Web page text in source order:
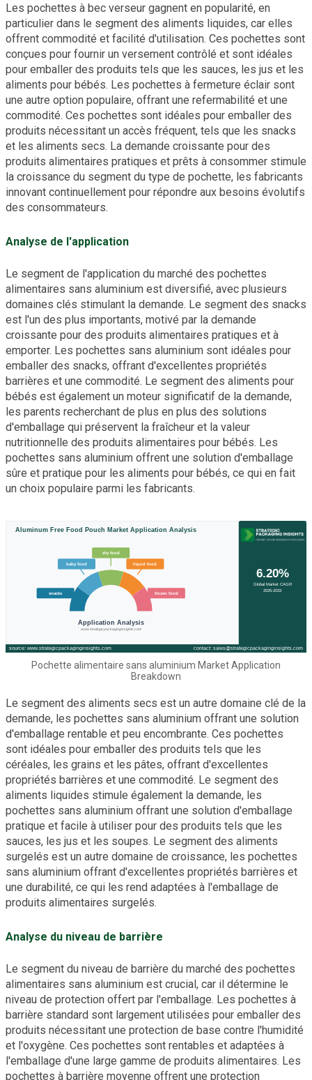
Les pochettes à bec verseur gagnent en popularité, en
particulier dans le segment des aliments liquides, car elles
offrent commodité et facilité d'utilisation. Ces pochettes sont
conçues pour fournir un versement contrôlé et sont idéales
pour emballer des produits tels que les sauces, les jus et les
aliments pour bébés. Les pochettes à fermeture éclair sont
une autre option populaire, offrant une refermabilité et une
commodité. Ces pochettes sont idéales pour emballer des
produits nécessitant un accès fréquent, tels que les snacks
et les aliments secs. La demande croissante pour des
produits alimentaires pratiques et prêts à consommer stimule
la croissance du segment du type de pochette, les fabricants
innovant continuellement pour répondre aux besoins évolutifs
des consommateurs.
Analyse de l'application
Le segment de l'application du marché des pochettes
alimentaires sans aluminium est diversifié, avec plusieurs
domaines clés stimulant la demande. Le segment des snacks
est l'un des plus importants, motivé par la demande
croissante pour des produits alimentaires pratiques et à
emporter. Les pochettes sans aluminium sont idéales pour
emballer des snacks, offrant d'excellentes propriétés
barrières et une commodité. Le segment des aliments pour
bébés est également un moteur significatif de la demande,
les parents recherchant de plus en plus des solutions
d'emballage qui préservent la fraîcheur et la valeur
nutritionnelle des produits alimentaires pour bébés. Les
pochettes sans aluminium offrent une solution d'emballage
sûre et pratique pour les aliments pour bébés, ce qui en fait
un choix populaire parmi les fabricants.
Pochette alimentaire sans aluminium Market Application
Breakdown
Le segment des aliments secs est un autre domaine clé de la
demande, les pochettes sans aluminium offrant une solution
d'emballage rentable et peu encombrante. Ces pochettes
sont idéales pour emballer des produits tels que les
céréales, les grains et les pâtes, offrant d'excellentes
propriétés barrières et une commodité. Le segment des
aliments liquides stimule également la demande, les
pochettes sans aluminium offrant une solution d'emballage
pratique et facile à utiliser pour des produits tels que les
sauces, les jus et les soupes. Le segment des aliments
surgelés est un autre domaine de croissance, les pochettes
sans aluminium offrant d'excellentes propriétés barrières et
une durabilité, ce qui les rend adaptées à l'emballage de
produits alimentaires surgelés.
Analyse du niveau de barrière
Le segment du niveau de barrière du marché des pochettes
alimentaires sans aluminium est crucial, car il détermine le
niveau de protection offert par l'emballage. Les pochettes à
barrière standard sont largement utilisées pour emballer des
produits nécessitant une protection de base contre l'humidité
et l'oxygène. Ces pochettes sont rentables et adaptées à
l'emballage d'une large gamme de produits alimentaires. Les
pochettes à barrière moyenne offrent une protection